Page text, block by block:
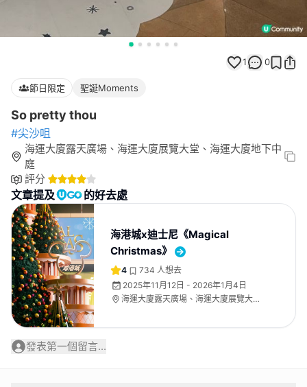
1 0
節日限定 聖誕Moments
So pretty thou
#尖沙咀
海運大廈露天廣場、海運大廈展覽大堂、海運大廈地下中
庭
評分
文章提及 的好去處
海港城x迪士尼《Magical
Christmas》
4 734 人想去
2025年11月12日 - 2026年1月4日
海運大廈露天廣場、海運大廈展覽大
發表第一個留言...